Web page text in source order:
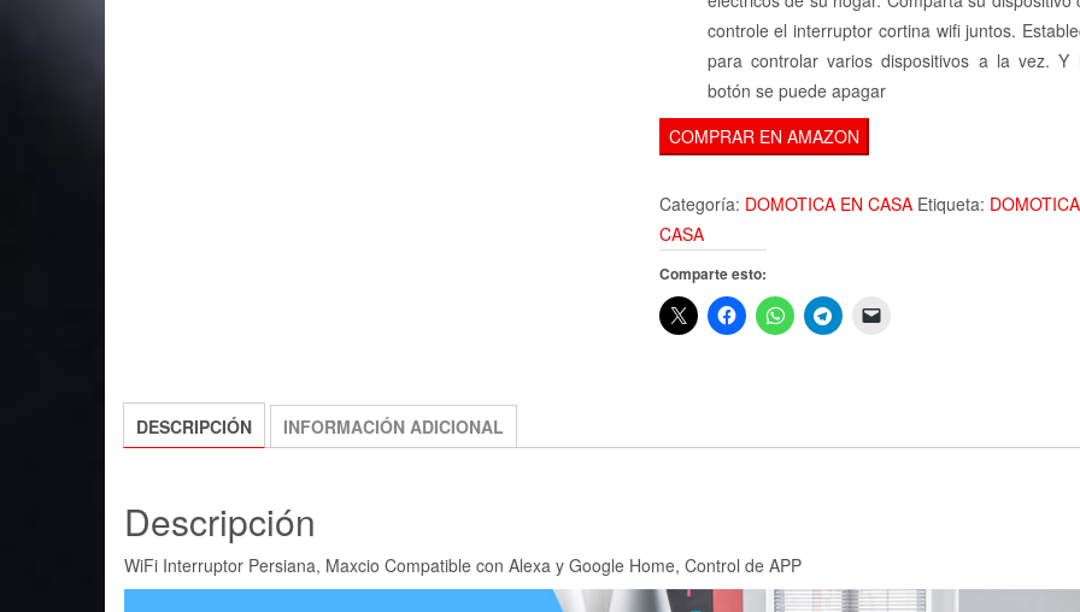
controle el interruptor cortina wifi juntos.
para controlar varios dispositivos a la vez. Y
botón se puede apagar
COMPRAR EN AMAZON
Categoría: DOMOTICA EN CASA Etiqueta:
CASA
Comparte esto:
DESCRIPCIÓN INFORMACIÓN ADICIONAL
Descripción
WiFi Interruptor Persiana, Maxcio Compatible con Alexa y Google Home, Control de APP